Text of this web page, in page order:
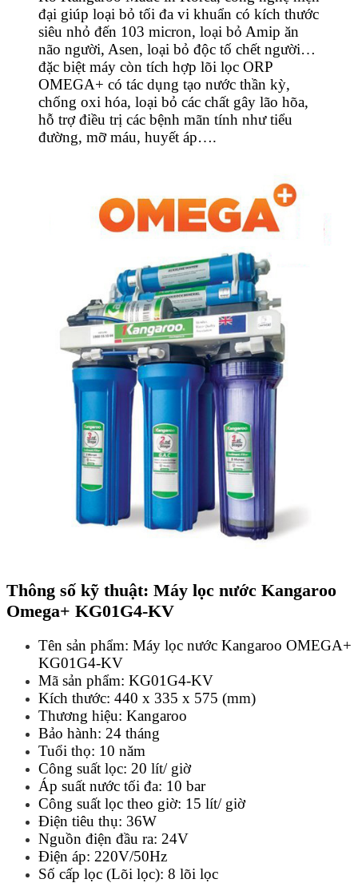
đại giúp loại bỏ tối đa vi khuẩn có kích thước
siêu nhỏ đến 103 micron, loại bỏ Amip ăn
não người, Asen, loại bỏ độc tố chết người…
đặc biệt máy còn tích hợp lõi lọc ORP
OMEGA+ có tác dụng tạo nước thần kỳ,
chống oxi hóa, loại bỏ các chất gây lão hõa,
hỗ trợ điều trị các bệnh mãn tính như tiểu
đường, mỡ máu, huyết áp….
Thông số kỹ thuật: Máy lọc nước Kangaroo
Omega+ KG01G4-KV
Tên sản phẩm: Máy lọc nước Kangaroo OMEGA+
KG01G4-KV
Mã sản phẩm: KG01G4-KV
Kích thước: 440 x 335 x 575 (mm)
Thương hiệu: Kangaroo
Bảo hành: 24 tháng
Tuổi thọ: 10 năm
Công suất lọc: 20 lít/ giờ
Áp suất nước tối đa: 10 bar
Công suất lọc theo giờ: 15 lít/ giờ
Điện tiêu thụ: 36W
Nguồn điện đầu ra: 24V
Điện áp: 220V/50Hz
Số cấp lọc (Lõi lọc): 8 lõi lọc